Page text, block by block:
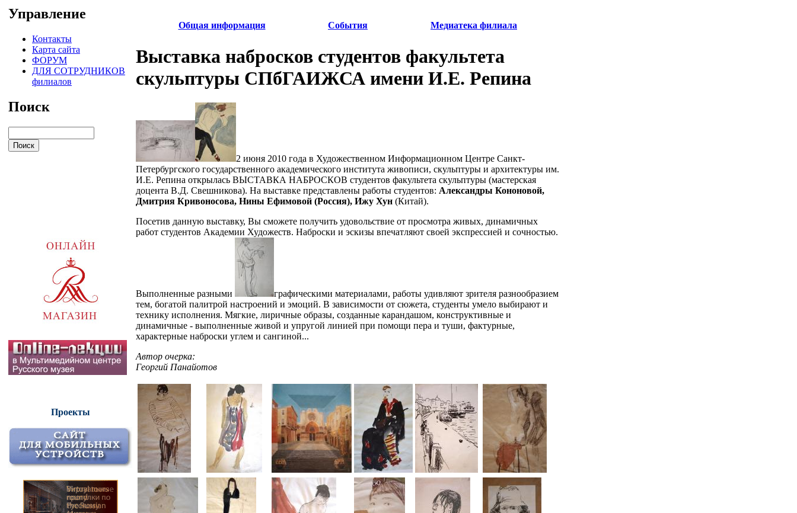
Управление
Контакты
Карта сайта
ФОРУМ
ДЛЯ СОТРУДНИКОВ
филиалов
Поиск
Проекты
Общая информация События Медиатека филиала
Выставка набросков студентов факультета
скульптуры СПбГАИЖСА имени И.Е. Репина
2 июня 2010 года в Художественном Информационном Центре Санкт-
Петербургского государственного академического института живописи, скульптуры и архитектуры им.
И.Е. Репина открылась ВЫСТАВКА НАБРОСКОВ студентов факультета скульптуры (мастерская
доцента В.Д. Свешникова). На выставке представлены работы студентов: Александры Кононовой,
Дмитрия Кривоносова, Нины Ефимовой (Россия), Ижу Хун (Китай).
Посетив данную выставку, Вы сможете получить удовольствие от просмотра живых, динамичных
работ студентов Академии Художеств. Наброски и эскизы впечатляют своей экспрессией и сочностью.
Выполненные разными
графическими материалами, работы удивляют зрителя разнообразием
тем, богатой палитрой настроений и эмоций. В зависимости от сюжета, студенты умело выбирают и
технику исполнения. Мягкие, лиричные образы, созданные карандашом, конструктивные и
динамичные - выполненные живой и упругой линией при помощи пера и туши, фактурные,
характерные наброски углем и сангиной...
Автор очерка:
Георгий Панайотов